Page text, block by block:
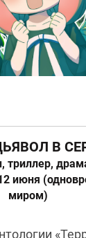
В
триллер,
июня
миром)